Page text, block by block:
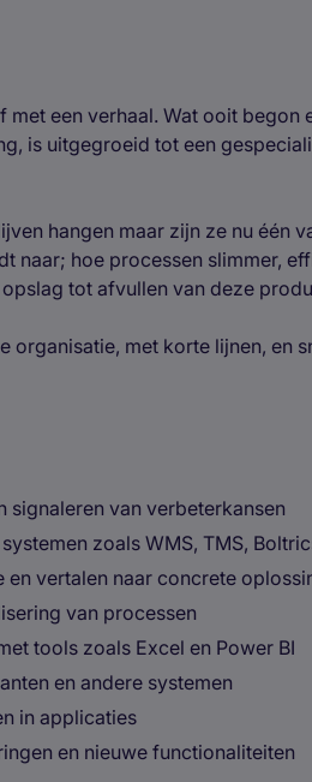
een verhaal. Wat ooit begon
is uitgegroeid tot een
hangen maar zijn ze nu één
naar; hoe processen slimmer,
tot afvullen van deze
met korte lijnen, en
signaleren van verbeterkansen
zoals WMS, TMS,
vertalen naar concrete
van processen
tools zoals Excel en Power BI
en andere systemen
in applicaties
en nieuwe functionaliteiten